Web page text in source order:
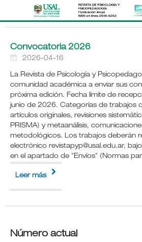
Convocatoria 2026
2026-04-16
La Revista de Psicología y
comunidad académica a enviar sus
próxima edición. Fecha límite de
junio de 2026. Categorías de trabajos
artículos originales, revisiones
PRISMA) y metaanálisis,
metodológicos. Los trabajos deberán
electrónico revistapyp@usal.edu.ar,
en el apartado de "Envíos" (Normas
Leer más
Número actual